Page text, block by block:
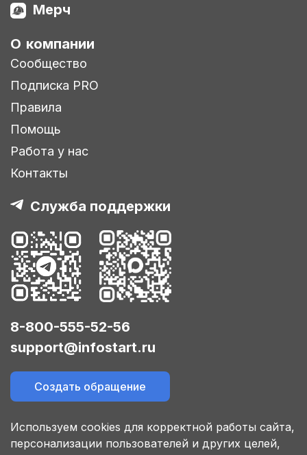
Мерч
О компании
Сообщество
Подписка PRO
Правила
Помощь
Работа у нас
Контакты
Служба поддержки
8-800-555-52-56
support@infostart.ru
Создать обращение
Используем cookies для корректной работы сайта,
персонализации пользователей и других целей,